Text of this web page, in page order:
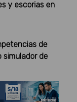
y escorias en
de
simulador de